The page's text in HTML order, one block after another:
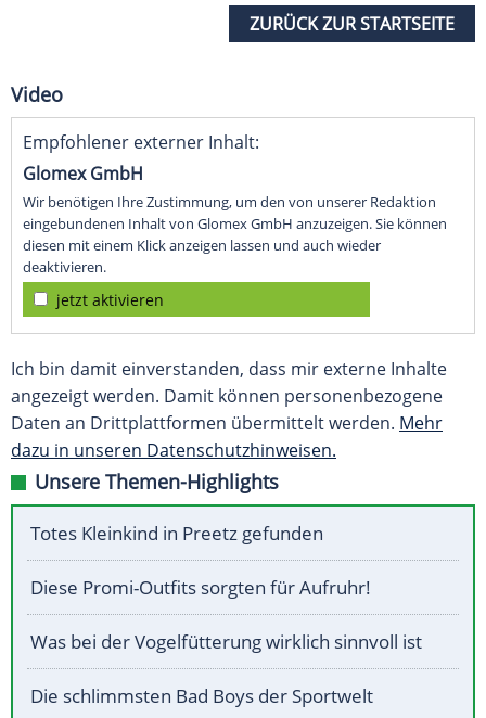
ZURÜCK ZUR STARTSEITE
Video
Empfohlener externer Inhalt:
Glomex GmbH
Wir benötigen Ihre Zustimmung, um den von unserer Redaktion
eingebundenen Inhalt von Glomex GmbH anzuzeigen. Sie können
diesen mit einem Klick anzeigen lassen und auch wieder
deaktivieren.
jetzt aktivieren
Ich bin damit einverstanden, dass mir externe Inhalte
angezeigt werden. Damit können personenbezogene
Daten an Drittplattformen übermittelt werden. Mehr
dazu in unseren Datenschutzhinweisen.
Unsere Themen-Highlights
Totes Kleinkind in Preetz gefunden
Diese Promi-Outfits sorgten für Aufruhr!
Was bei der Vogelfütterung wirklich sinnvoll ist
Die schlimmsten Bad Boys der Sportwelt